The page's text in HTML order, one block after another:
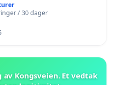
/ 30 dager
av Kongsveien. Et vedtak